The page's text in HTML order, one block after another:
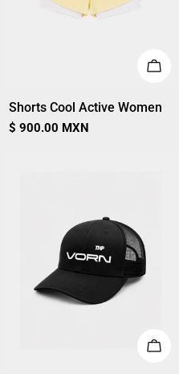
OPCIONES
Shorts Cool Active Women
Precio
$ 900.00 MXN
OPCIONES